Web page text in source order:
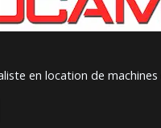
en location de